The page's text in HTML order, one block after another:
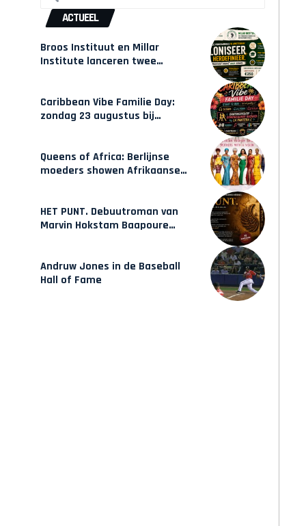
ACTUEEL
Broos Instituut en Millar
Institute lanceren twee
Caribbean Vibe Familie Day:
zondag 23 augustus bij
Queens of Africa: Berlijnse
moeders showen Afrikaanse
HET PUNT. Debuutroman van
Marvin Hokstam Baapoure
Andruw Jones in de Baseball
Hall of Fame